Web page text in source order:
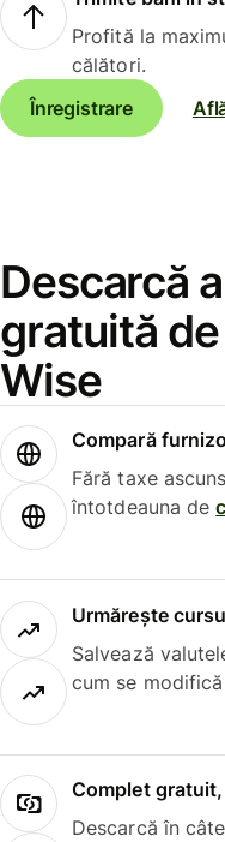
Profită la
călători.
Înregistrare
Descarcă
gratuită
Wise
Compară
Fără taxe
întotdeauna de
Urmărește
Salvează
cum se
Complet
Descarcă în